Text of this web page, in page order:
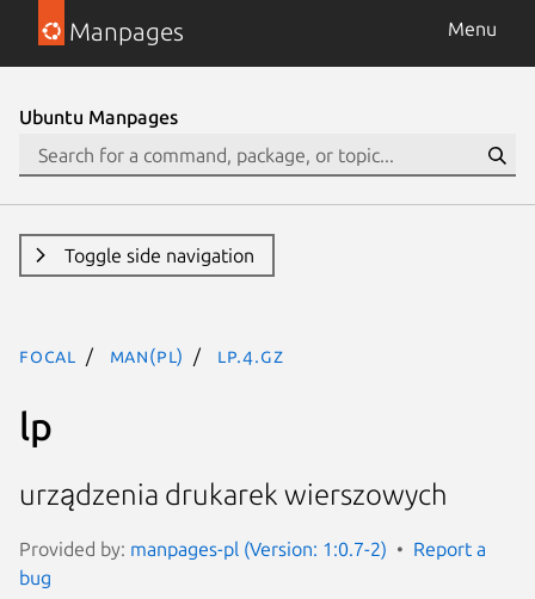
Manpages Menu
Ubuntu Manpages
Toggle side navigation
focal man(pl) lp.4.gz
lp
urządzenia drukarek wierszowych
Provided by: manpages-pl (Version: 1:0.7-2)
Report a
bug